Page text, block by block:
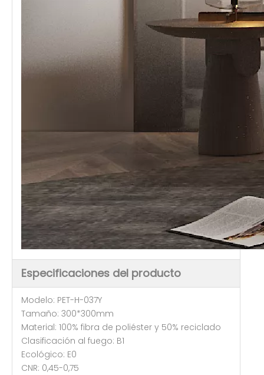
Especificaciones del producto
Modelo: PET-H-037Y
Tamaño: 300*300mm
Material: 100% fibra de poliéster y 50% reciclado
Clasificación al fuego: B1
Ecológico: E0
CNR: 0,45-0,75